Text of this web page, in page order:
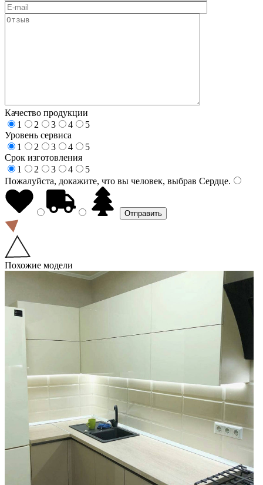
Качество продукции
1
2 3 4
5
Уровень сервиса
1
2 3 4
5
Срок изготовления
1
2 3 4
5
Пожалуйста, докажите, что вы человек, выбрав Сердце.
Похожие модели